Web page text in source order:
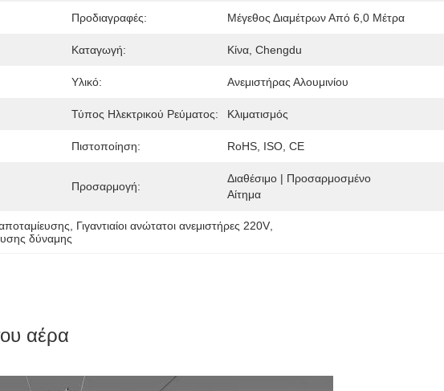
Προδιαγραφές: Μέγεθος Διαμέτρων Από 6,0 Μέτρα
Καταγωγή: Κίνα, Chengdu
Υλικό: Ανεμιστήρας Αλουμινίου
Τύπος Ηλεκτρικού Ρεύματος: Κλιματισμός
Πιστοποίηση: RoHS, ISO, CE
Προσαρμογή:
Διαθέσιμο | Προσαρμοσμένο
Αίτημα
Γιγαντιαίοι ανώτατοι ανεμιστήρες 220V
δύναμης
αέρα